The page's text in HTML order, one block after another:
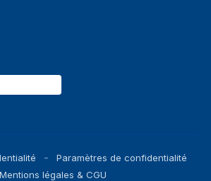
Paramètres de confidentialité
Mentions légales & CGU